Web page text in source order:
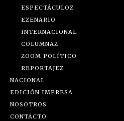
ESPECTÁCULOZ
EZENARIO
INTERNACIONAL
COLUMNAZ
ZOOM POLÍTICO
REPORTAJEZ
NACIONAL
EDICIÓN IMPRESA
NOSOTROS
CONTACTO